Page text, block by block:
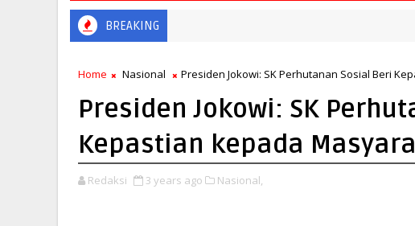
BREAKING
Home Nasional Presiden Jokowi: SK Perhutanan Sosial Beri
Presiden Jokowi: SK
Kepastian kepada
Redaksi 3 years ago Nasional,